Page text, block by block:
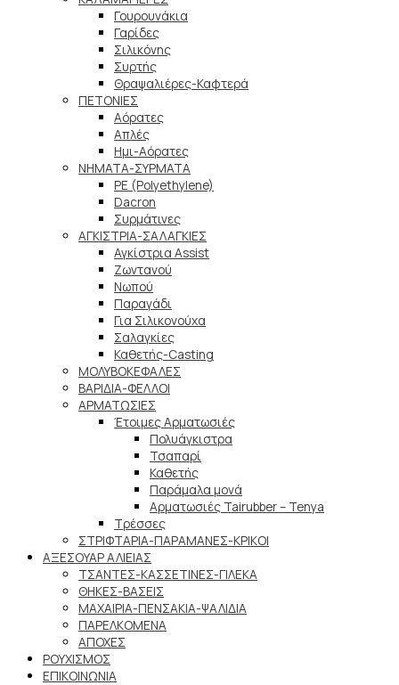
Γουρουνάκια
Γαρίδες
Σιλικόνης
Συρτής
Θραψαλιέρες-Καφτερά
ΠΕΤΟΝΙΕΣ
Αόρατες
Απλές
Ημι-Αόρατες
ΝΗΜΑΤΑ-ΣΥΡΜΑΤΑ
PE (Polyethylene)
Dacron
Συρμάτινες
ΑΓΚΙΣΤΡΙΑ-ΣΑΛΑΓΚΙΕΣ
Αγκίστρια Assist
Ζωντανού
Νωπού
Παραγάδι
Για Σιλικονούχα
Σαλαγκίες
Καθετής-Casting
ΜΟΛΥΒΟΚΕΦΑΛΕΣ
ΒΑΡΙΔΙΑ-ΦΕΛΛΟΙ
ΑΡΜΑΤΩΣΙΕΣ
Έτοιμες Αρματωσιές
Πολυάγκιστρα
Τσαπαρί
Καθετής
Παράμαλα μονά
Αρματωσιές Tairubber – Tenya
Τρέσσες
ΣΤΡΙΦΤΑΡΙΑ-ΠΑΡΑΜΑΝΕΣ-ΚΡΙΚΟΙ
ΑΞΕΣΟΥΑΡ ΑΛΙΕΙΑΣ
ΤΣΑΝΤΕΣ-ΚΑΣΣΕΤΙΝΕΣ-ΓΙΛΕΚΑ
ΘΗΚΕΣ-ΒΑΣΕΙΣ
ΜΑΧΑΙΡΙΑ-ΠΕΝΣΑΚΙΑ-ΨΑΛΙΔΙΑ
ΠΑΡΕΛΚΟΜΕΝΑ
ΑΠΟΧΕΣ
ΡΟΥΧΙΣΜΟΣ
ΕΠΙΚΟΙΝΩΝΙΑ